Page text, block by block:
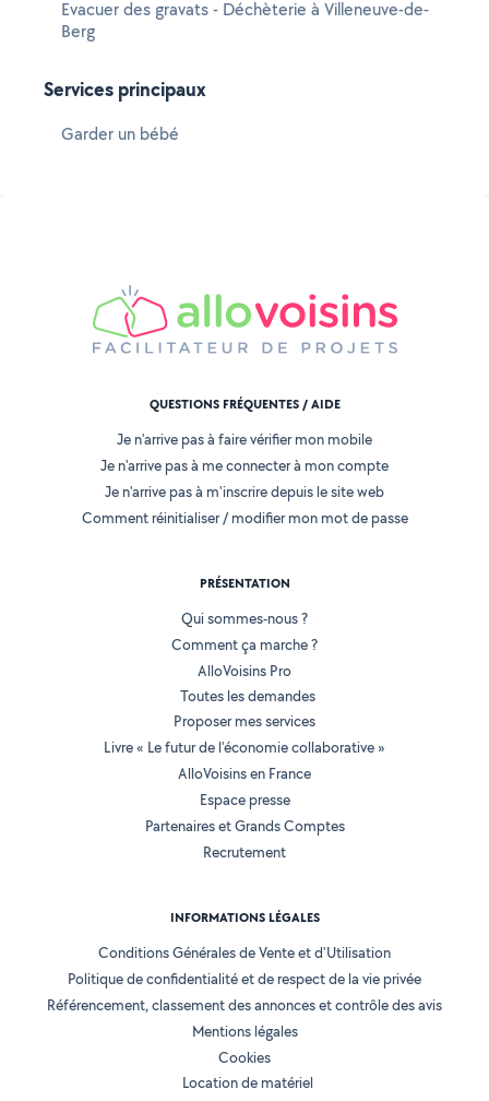
Evacuer des gravats - Déchèterie à Villeneuve-de-
Berg
Services principaux
Garder un bébé
QUESTIONS FRÉQUENTES / AIDE
Je n'arrive pas à faire vérifier mon mobile
Je n'arrive pas à me connecter à mon compte
Je n'arrive pas à m'inscrire depuis le site web
Comment réinitialiser / modifier mon mot de passe
PRÉSENTATION
Qui sommes-nous ?
Comment ça marche ?
AlloVoisins Pro
Toutes les demandes
Proposer mes services
Livre « Le futur de l'économie collaborative »
AlloVoisins en France
Espace presse
Partenaires et Grands Comptes
Recrutement
INFORMATIONS LÉGALES
Conditions Générales de Vente et d'Utilisation
Politique de confidentialité et de respect de la vie privée
Référencement, classement des annonces et contrôle des avis
Mentions légales
Cookies
Location de matériel